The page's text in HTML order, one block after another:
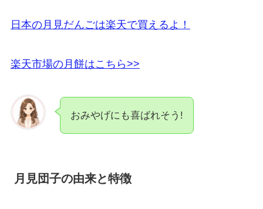
日本の月見だんごは楽天で買えるよ！
楽天市場の月餅はこちら>>
おみやげにも喜ばれそう!
月見団子の由来と特徴